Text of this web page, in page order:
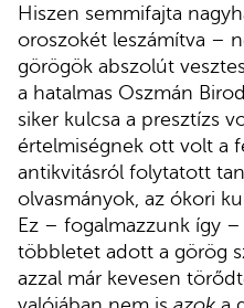
Hiszen semmifajta
oroszokét leszámítva –
görögök abszolút
a hatalmas Oszmán
siker kulcsa a presztízs
értelmiségnek ott volt a
antikvitásról folytatott
olvasmányok, az ókori
Ez – fogalmazzunk így
többletet adott a görög
azzal már kevesen